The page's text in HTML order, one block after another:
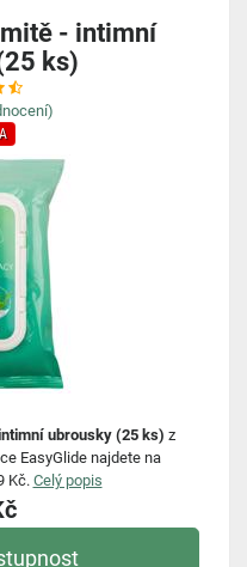
- intimní
ks)
ubrousky (25 ks) z
EasyGlide najdete na
Kč. Celý popis